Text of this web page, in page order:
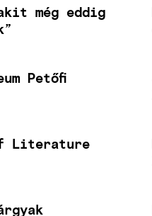
még eddig
Petőfi
Literature